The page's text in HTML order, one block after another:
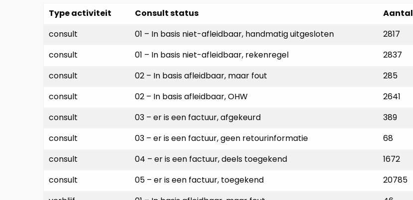
Type activiteit Consult status
Aantal
consult
01 – In basis niet-afleidbaar, handmatig uitgesloten
2817
consult
01 – In basis niet-afleidbaar, rekenregel
2837
consult
02 – In basis afleidbaar, maar fout
285
consult
02 – In basis afleidbaar, OHW
2641
consult
03 – er is een factuur, afgekeurd
389
consult
03 – er is een factuur, geen retourinformatie
68
consult
04 – er is een factuur, deels toegekend
1672
consult
05 – er is een factuur, toegekend
20785